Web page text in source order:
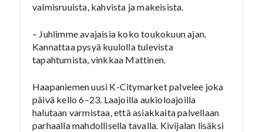
valmisruuista, kahvista ja makeisista.
– Juhlimme avajaisia koko toukokuun ajan.
Kannattaa pysyä kuulolla tulevista
tapahtumista, vinkkaa Mattinen.
Haapaniemen uusi K-Citymarket palvelee joka
päivä kello 6–23. Laajoilla aukioloajoilla
halutaan varmistaa, että asiakkaita palvellaan
parhaalla mahdollisella tavalla. Kivijalan lisäksi